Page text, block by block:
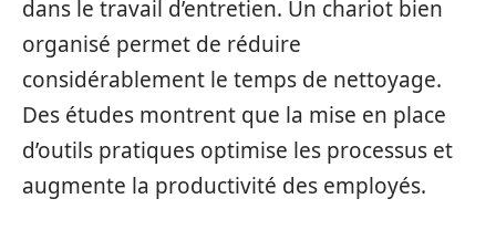
dans le travail d’entretien. Un chariot bien
organisé permet de réduire
considérablement le temps de nettoyage.
Des études montrent que la mise en place
d’outils pratiques optimise les processus et
augmente la productivité des employés.